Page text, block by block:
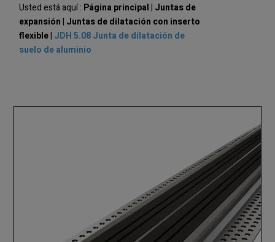
Usted está aquí : Página principal| Juntas de
expansión| Juntas de dilatación con inserto
flexible| JDH 5.08 Junta de dilatación de
suelo de aluminio